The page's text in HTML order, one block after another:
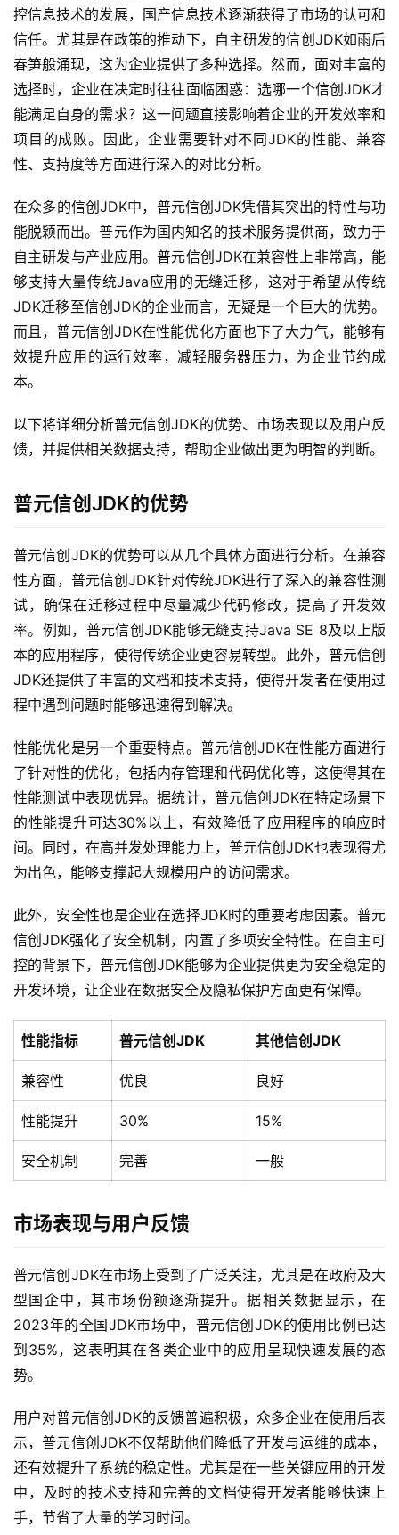
新
活
动
产
控信息技术的发展，国产信息技术逐渐获得了市场的认可和
信任。尤其是在政策的推动下，自主研发的信创JDK如雨后
春笋般涌现，这为企业提供了多种选择。然而，面对丰富的
选择时，企业在决定时往往面临困惑：选哪一个信创JDK才
能满足自身的需求？这一问题直接影响着企业的开发效率和
项目的成败。因此，企业需要针对不同JDK的性能、兼容
性、支持度等方面进行深入的对比分析。
在众多的信创JDK中，普元信创JDK凭借其突出的特性与功
能脱颖而出。普元作为国内知名的技术服务提供商，致力于
自主研发与产业应用。普元信创JDK在兼容性上非常高，能
够支持大量传统Java应用的无缝迁移，这对于希望从传统
JDK迁移至信创JDK的企业而言，无疑是一个巨大的优势。
而且，普元信创JDK在性能优化方面也下了大力气，能够有
效提升应用的运行效率，减轻服务器压力，为企业节约成
本。
以下将详细分析普元信创JDK的优势、市场表现以及用户反
馈，并提供相关数据支持，帮助企业做出更为明智的判断。
普元信创JDK的优势
普元信创JDK的优势可以从几个具体方面进行分析。在兼容
性方面，普元信创JDK针对传统JDK进行了深入的兼容性测
试，确保在迁移过程中尽量减少代码修改，提高了开发效
率。例如，普元信创JDK能够无缝支持Java SE 8及以上版
本的应用程序，使得传统企业更容易转型。此外，普元信创
JDK还提供了丰富的文档和技术支持，使得开发者在使用过
程中遇到问题时能够迅速得到解决。
性能优化是另一个重要特点。普元信创JDK在性能方面进行
了针对性的优化，包括内存管理和代码优化等，这使得其在
性能测试中表现优异。据统计，普元信创JDK在特定场景下
的性能提升可达30%以上，有效降低了应用程序的响应时
间。同时，在高并发处理能力上，普元信创JDK也表现得尤
为出色，能够支撑起大规模用户的访问需求。
此外，安全性也是企业在选择JDK时的重要考虑因素。普元
信创JDK强化了安全机制，内置了多项安全特性。在自主可
控的背景下，普元信创JDK能够为企业提供更为安全稳定的
开发环境，让企业在数据安全及隐私保护方面更有保障。
性能指标 普元信创JDK 其他信创JDK
兼容性 优良 良好
性能提升 30% 15%
安全机制 完善 一般
市场表现与用户反馈
普元信创JDK在市场上受到了广泛关注，尤其是在政府及大
型国企中，其市场份额逐渐提升。据相关数据显示，在
2023年的全国JDK市场中，普元信创JDK的使用比例已达
到35%，这表明其在各类企业中的应用呈现快速发展的态
势。
用户对普元信创JDK的反馈普遍积极，众多企业在使用后表
示，普元信创JDK不仅帮助他们降低了开发与运维的成本，
还有效提升了系统的稳定性。尤其是在一些关键应用的开发
中，及时的技术支持和完善的文档使得开发者能够快速上
手，节省了大量的学习时间。